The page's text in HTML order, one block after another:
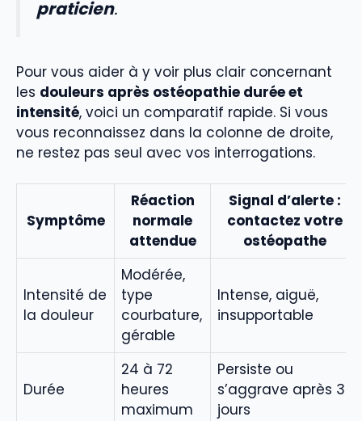
praticien.
Pour vous aider à y voir plus clair concernant
les douleurs après ostéopathie durée et
intensité, voici un comparatif rapide. Si vous
vous reconnaissez dans la colonne de droite,
ne restez pas seul avec vos interrogations.
Symptôme
Réaction
normale
attendue
Signal d’alerte :
contactez votre
ostéopathe
Intensité de
la douleur
Modérée,
type
courbature,
gérable
Intense, aiguë,
insupportable
Durée
24 à 72
heures
maximum
Persiste ou
s’aggrave après 3
jours